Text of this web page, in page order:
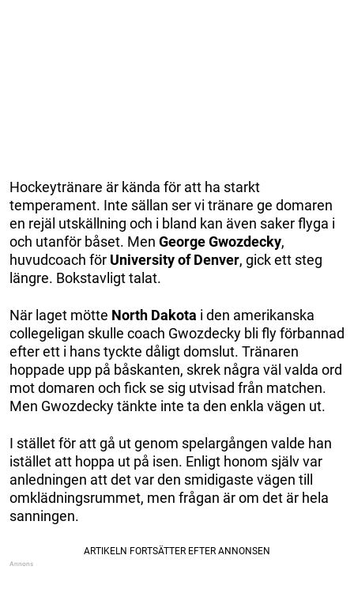
Hockeytränare är kända för att ha starkt
temperament. Inte sällan ser vi tränare ge domaren
en rejäl utskällning och i bland kan även saker flyga i
och utanför båset. Men George Gwozdecky,
huvudcoach för University of Denver, gick ett steg
längre. Bokstavligt talat.
När laget mötte North Dakota i den amerikanska
collegeligan skulle coach Gwozdecky bli fly förbannad
efter ett i hans tyckte dåligt domslut. Tränaren
hoppade upp på båskanten, skrek några väl valda ord
mot domaren och fick se sig utvisad från matchen.
Men Gwozdecky tänkte inte ta den enkla vägen ut.
I stället för att gå ut genom spelargången valde han
istället att hoppa ut på isen. Enligt honom själv var
anledningen att det var den smidigaste vägen till
omklädningsrummet, men frågan är om det är hela
sanningen.